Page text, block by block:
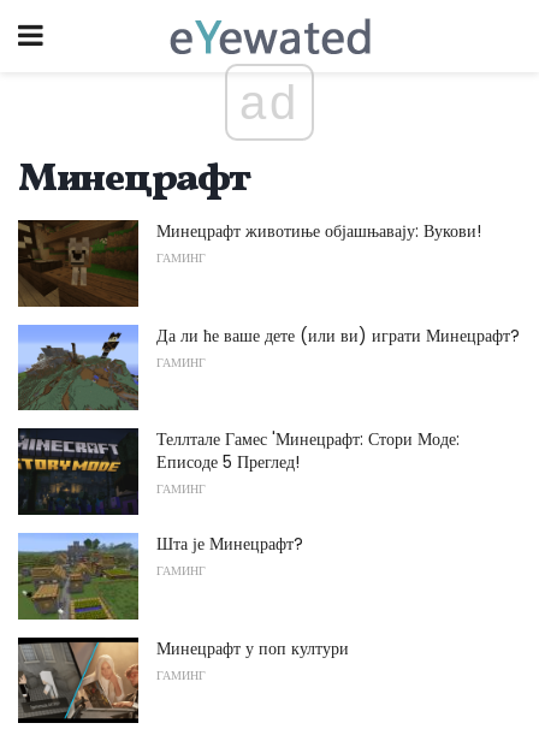
ad
Минецрафт
Минецрафт животиње објашњавају: Вукови!
ГАМИНГ
Да ли ће ваше дете (или ви) играти Минецрафт?
ГАМИНГ
Теллтале Гамес 'Минецрафт: Стори Моде:
Еписоде 5 Преглед!
ГАМИНГ
Шта је Минецрафт?
ГАМИНГ
Минецрафт у поп култури
ГАМИНГ